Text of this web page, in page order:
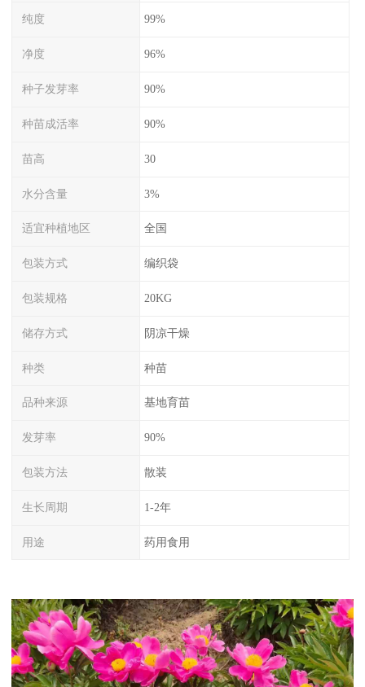
纯度 99%
净度 96%
种子发芽率 90%
种苗成活率 90%
苗高 30
水分含量 3%
适宜种植地区 全国
包装方式 编织袋
包装规格 20KG
储存方式 阴凉干燥
种类 种苗
品种来源 基地育苗
发芽率 90%
包装方法 散装
生长周期 1-2年
用途 药用食用